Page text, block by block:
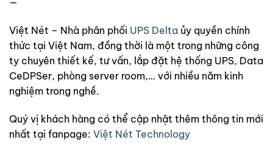
—
Việt Nét – Nhà phân phối UPS Delta ủy quyền chính
thức tại Việt Nam, đồng thời là một trong những công
ty chuyên thiết kế, tư vấn, lắp đặt hệ thống UPS, Data
CeDPSer, phòng server room,… với nhiều năm kinh
nghiệm trong nghề.
Quý vị khách hàng có thể cập nhật thêm thông tin mới
nhất tại fanpage: Việt Nét Technology